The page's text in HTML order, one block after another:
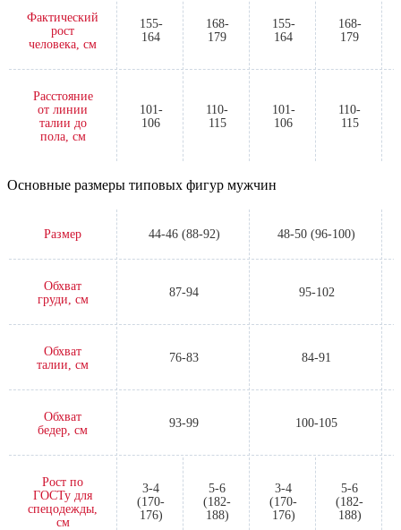
Фактический
рост
человека, см
155-
164
168-
179
155-
164
168-
179
Расстояние
от линии
талии до
пола, см
101-
106
110-
115
101-
106
110-
115
Основные размеры типовых фигур мужчин
Размер 44-46 (88-92) 48-50 (96-100)
Обхват
груди, см
87-94 95-102
Обхват
талии, см
76-83 84-91
Обхват
бедер, см
93-99 100-105
Рост по
ГОСТу для
спецодежды,
см
3-4
(170-
176)
5-6
(182-
188)
3-4
(170-
176)
5-6
(182-
188)